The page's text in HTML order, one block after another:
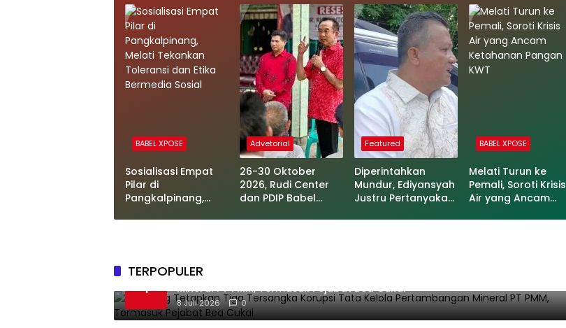
BABEL XPOSE
Sosialisasi Empat
Pilar di
Pangkalpinang,
Advetorial
26-30 Oktober
2026, Rudi Center
dan PDIP Babel
Featured
Diperintahkan
Mundur, Ediyansyah
Justru Pertanyakan
BABEL XPOSE
Melati Turun ke
Pemali, Soroti Krisis
Air yang Ancam
TERPOPULER
1
Kejagung Tetapkan Tiga Tersangka Korupsi Tata Kelola Pertambangan
Mineral PT PMM, Termasuk Pejabat Bea Cukai
8 Juli 2026 0